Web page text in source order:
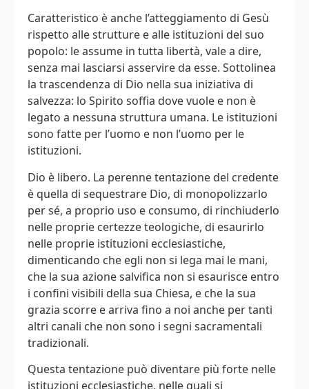
Caratteristico è anche l’atteggiamento di Gesù
rispetto alle strutture e alle istituzioni del suo
popolo: le assume in tutta libertà, vale a dire,
senza mai lasciarsi asservire da esse. Sottolinea
la trascendenza di Dio nella sua iniziativa di
salvezza: lo Spirito soffia dove vuole e non è
legato a nessuna struttura umana. Le istituzioni
sono fatte per l’uomo e non l’uomo per le
istituzioni.
Dio è libero. La perenne tentazione del credente
è quella di sequestrare Dio, di monopolizzarlo
per sé, a proprio uso e consumo, di rinchiuderlo
nelle proprie certezze teologiche, di esaurirlo
nelle proprie istituzioni ecclesiastiche,
dimenticando che egli non si lega mai le mani,
che la sua azione salvifica non si esaurisce entro
i confini visibili della sua Chiesa, e che la sua
grazia scorre e arriva fino a noi anche per tanti
altri canali che non sono i segni sacramentali
tradizionali.
Questa tentazione può diventare più forte nelle
istituzioni ecclesiastiche, nelle quali si